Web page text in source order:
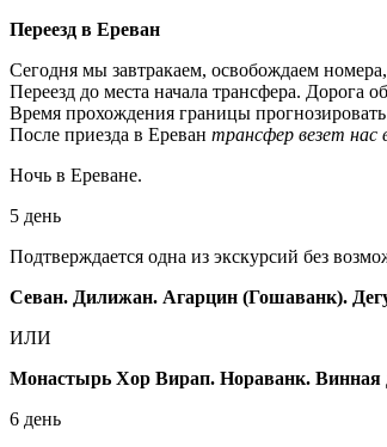
Переезд в Ереван
Сегодня мы завтракаем, освобождаем
Переезд до места начала трансфера. Дорога
Время прохождения границы
После приезда в Ереван трансфер везет нас
Ночь в Ереване.
5 день
Подтверждается одна из экскурсий без
Севан. Дилижан. Агарцин (Гошаванк).
ИЛИ
Монастырь Хор Вирап. Нораванк. Винная
6 день